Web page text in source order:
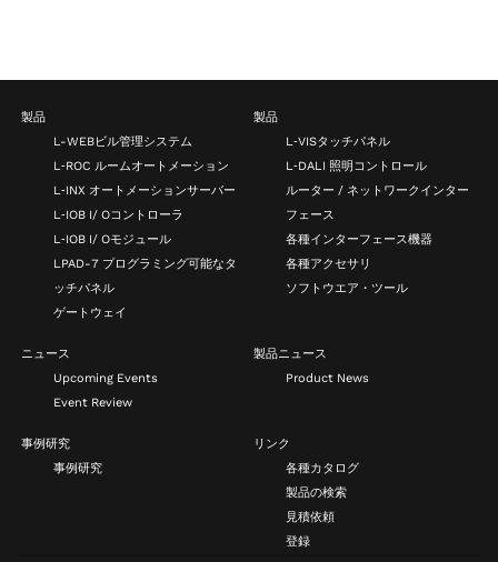
製品
L-WEBビル管理システム
L‑ROC ルームオートメーション
L‑INX オートメーションサーバー
L‑IOB I/ Oコントローラ
L‑IOB I/ Oモジュール
LPAD-7 プログラミング可能なタ
ッチパネル
ゲートウェイ
製品
L‑VISタッチパネル
L‑DALI 照明コントロール
ルーター / ネットワークインター
フェース
各種インターフェース機器
各種アクセサリ
ソフトウエア・ツール
ニュース
Upcoming Events
Event Review
製品ニュース
Product News
事例研究
事例研究
リンク
各種カタログ
製品の検索
見積依頼
登録